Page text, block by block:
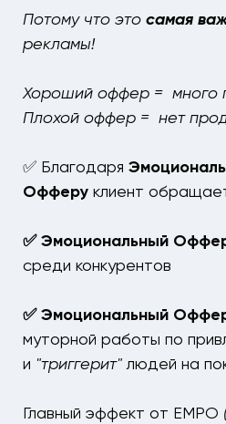
Потому что это самая
рекламы!
Хороший оффер = много
Плохой оффер = нет
✅ Благодаря
Офферу клиент
✅ Эмоциональный
среди конкурентов
✅ Эмоциональный
муторной работы по
и "триггерит" людей на
Главный эффект от EMPO